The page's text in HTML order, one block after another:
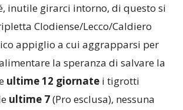
inutile girarci intorno, di questo si
Clodiense/Lecco/Caldiero
appiglio a cui aggrapparsi per
la speranza di salvare la
ultime 12 giornate i tigrotti
ultime 7(Pro esclusa), nessuna